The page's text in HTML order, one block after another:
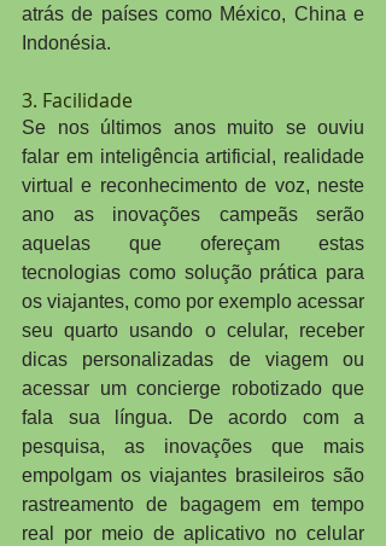
atrás de países como México, China e
Indonésia.
3. Facilidade
Se nos últimos anos muito se ouviu
falar em inteligência artificial, realidade
virtual e reconhecimento de voz, neste
ano as inovações campeãs serão
aquelas que ofereçam estas
tecnologias como solução prática para
os viajantes, como por exemplo acessar
seu quarto usando o celular, receber
dicas personalizadas de viagem ou
acessar um concierge robotizado que
fala sua língua. De acordo com a
pesquisa, as inovações que mais
empolgam os viajantes brasileiros são
rastreamento de bagagem em tempo
real por meio de aplicativo no celular